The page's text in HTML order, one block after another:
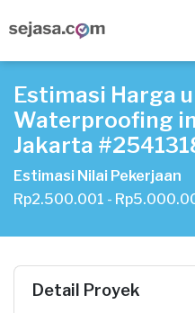
Estimasi Harga
Waterproofing
Jakarta
Estimasi Nilai Pekerjaan
Rp2.500.001 -
Detail Proyek